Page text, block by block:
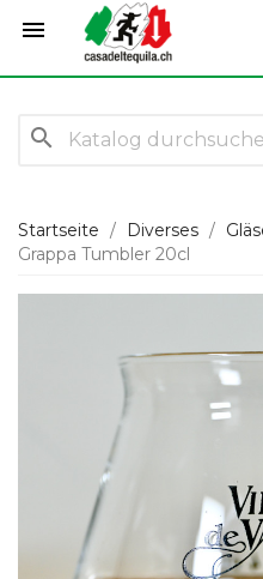

search
Startseite Diverses
Grappa Tumbler 20cl